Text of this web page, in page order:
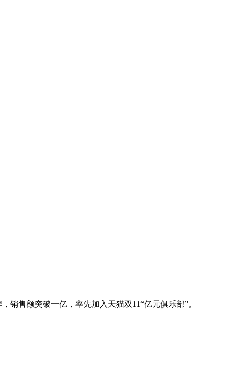
销售额突破一亿，率先加入天猫双11“亿元俱乐部”。